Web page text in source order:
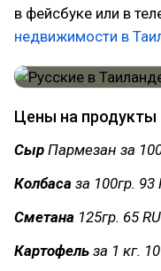
в фейсбуке или в
недвижимости в
Цены на продукты
Сыр Пармезан за
Колбаса за 100гр. 93
Сметана 125гр. 65
Картофель за 1 кг.